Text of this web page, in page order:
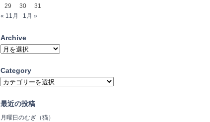
29
30
31
« 11月
1月 »
Archive
Archive
Category
Category
最近の投稿
月曜日のむぎ（猫）